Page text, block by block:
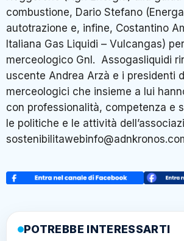
combustione, Dario Stefano
autotrazione e, infine, Costantino
Italiana Gas Liquidi – Vulcangas)
merceologico Gnl. Assogasliquidi
uscente Andrea Arzà e i presidenti
merceologici che insieme a lui
con professionalità, competenza e
le politiche e le attività
POTREBBE INTERESSARTI